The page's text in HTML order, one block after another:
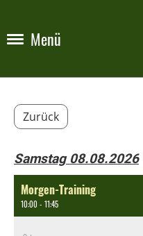
Menü
Zurück
Samstag 08.08.2026
Morgen-Training
10:00 - 11:45